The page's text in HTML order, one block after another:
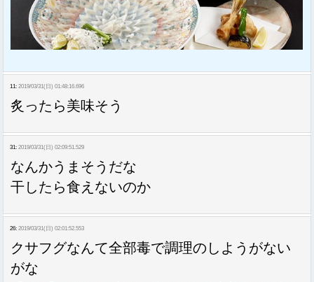
11: 2019/03/31(日) 01:48:16.696
炙ったら美味そう
31: 2019/03/31(日) 02:09:51.529
なんかうまそうだな
干したら食えないのか
26: 2019/03/31(日) 02:01:52.553
クサフグなんて全部毒で調理のしようがない
がな